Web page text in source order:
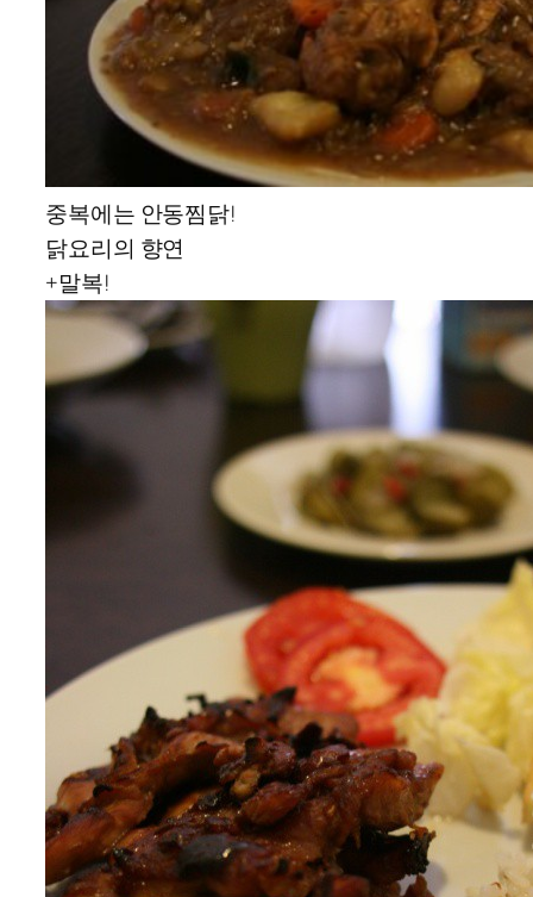
중복에는 안동찜닭!
닭요리의 향연
+말복!